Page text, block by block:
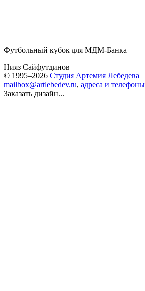
Футбольный кубок для МДМ-Банка
Нияз Сайфутдинов
© 1995–2026 Студия Артемия Лебедева
mailbox@artlebedev.ru, адреса и телефоны
Заказать дизайн...